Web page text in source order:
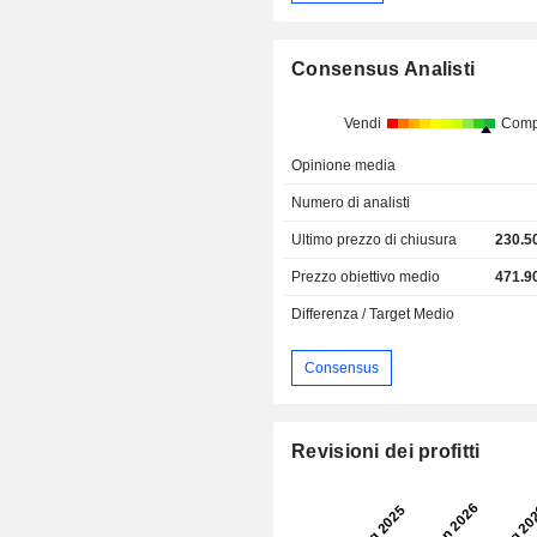
Consensus Analisti
Vendi
Opinione media
Numero di analisti
Ultimo prezzo di chiusura
Prezzo obiettivo medio
Differenza / Target Medio
Consensus
Revisioni dei profitti